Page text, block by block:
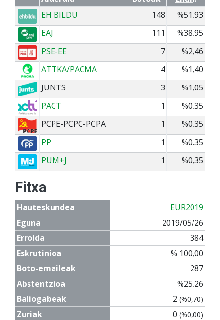
EH BILDU
148
%51,93
EAJ
111
%38,95
PSE-EE
7
%2,46
ATTKA/PACMA
4
%1,40
JUNTS
3
%1,05
PACT
1
%0,35
PCPE-PCPC-PCPA
1
%0,35
PP
1
%0,35
PUM+J
1 %0,35
Fitxa
Hauteskundea
EUR2019
Eguna
2019/05/26
Errolda
384
Eskrutinioa
% 100,00
Boto-emaileak
287
Abstentzioa
%25,26
Baliogabeak
2 (%0,70)
Zuriak 0 (%0,00)